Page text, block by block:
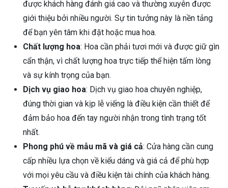
là thông điệp của trái tim:
Uy tín của cửa hàng: Một cửa hàng có uy tín thường
được khách hàng đánh giá cao và thường xuyên được
giới thiệu bởi nhiều người. Sự tin tưởng này là nền tảng
để bạn yên tâm khi đặt hoặc mua hoa.
Chất lượng hoa: Hoa cần phải tươi mới và được giữ gìn
cẩn thận, vì chất lượng hoa trực tiếp thể hiện tấm lòng
và sự kính trọng của bạn.
Dịch vụ giao hoa
đúng thời gian và kịp lễ viếng là điều kiện cần thiết để
đảm bảo hoa đến tay người nhận trong tình trạng tốt
nhất.